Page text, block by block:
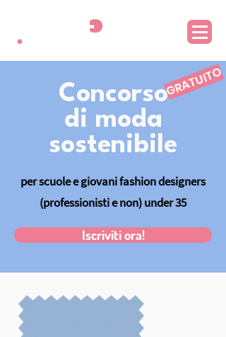
Concorso
di moda
sostenibile
GRATUITO
per scuolee giovani fashion designers
(professionisti e non) under 35
Iscriviti ora!